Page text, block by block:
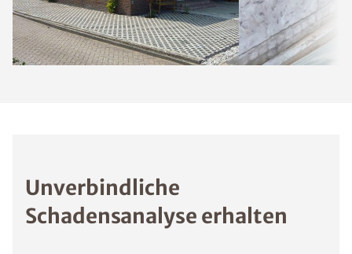
Unverbindliche
Schadensanalyse erhalten